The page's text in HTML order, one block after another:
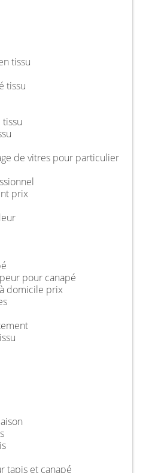
tissu
tissu
de vitres pour particulier
prix
pour canapé
domicile prix
tapis et canapé